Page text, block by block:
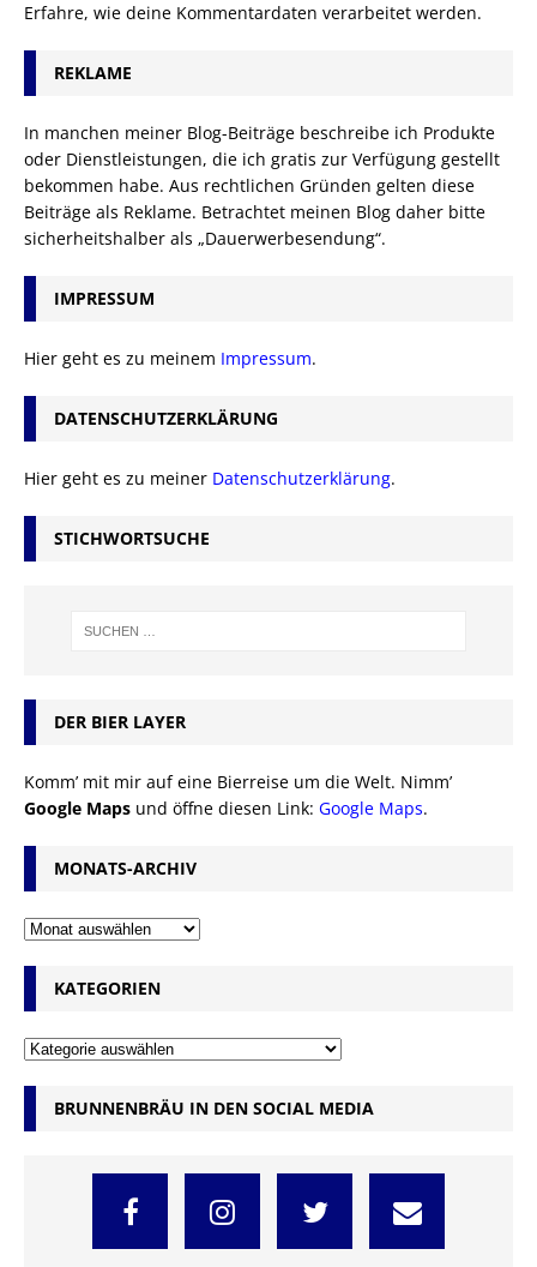
Erfahre, wie deine Kommentardaten verarbeitet werden.
REKLAME
In manchen meiner Blog-Beiträge beschreibe ich Produkte
oder Dienstleistungen, die ich gratis zur Verfügung gestellt
bekommen habe. Aus rechtlichen Gründen gelten diese
Beiträge als Reklame. Betrachtet meinen Blog daher bitte
sicherheitshalber als „Dauerwerbesendung“.
IMPRESSUM
Hier geht es zu meinem Impressum.
DATENSCHUTZERKLÄRUNG
Hier geht es zu meiner Datenschutzerklärung.
STICHWORTSUCHE
DER BIER LAYER
Komm’ mit mir auf eine Bierreise um die Welt. Nimm’
Google Maps und öffne diesen Link: Google Maps.
MONATS-ARCHIV
KATEGORIEN
BRUNNENBRÄU IN DEN SOCIAL MEDIA